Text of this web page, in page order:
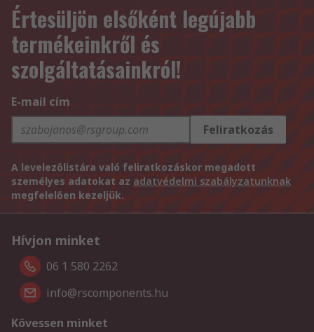
Értesüljön elsőként legújabb
termékeinkről és
szolgáltatásainkról!
E-mail cím
Feliratkozás
A levelezőlistára való feliratkozáskor megadott
személyes adatokat az adatvédelmi szabályzatunknak
megfelelően kezeljük.
Hívjon minket
06 1 580 2262
info@rscomponents.hu
Kövessen minket